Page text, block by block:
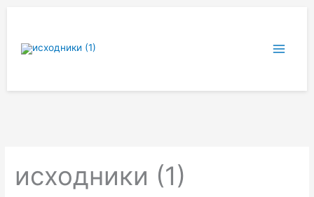
содержимому
исходники (1)